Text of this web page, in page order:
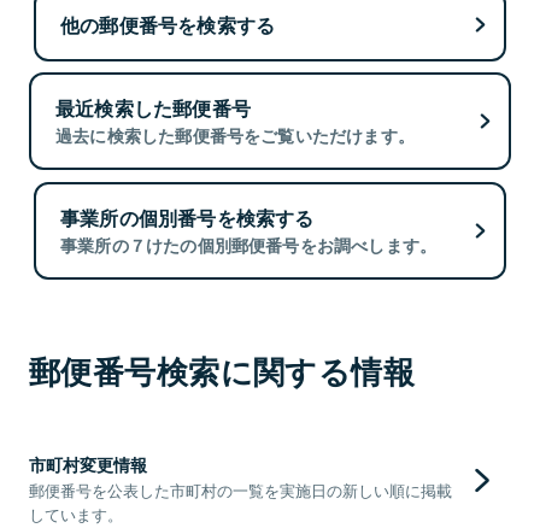
他の郵便番号を検索する
最近検索した郵便番号
過去に検索した郵便番号をご覧いただけます。
事業所の個別番号を検索する
事業所の７けたの個別郵便番号をお調べします。
郵便番号検索に関する情報
市町村変更情報
郵便番号を公表した市町村の一覧を実施日の新しい順に掲載
しています。